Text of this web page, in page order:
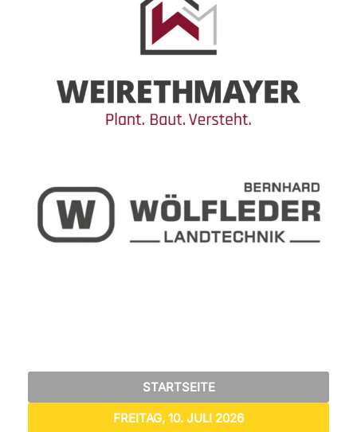
STARTSEITE
FREITAG, 10. JULI 2026